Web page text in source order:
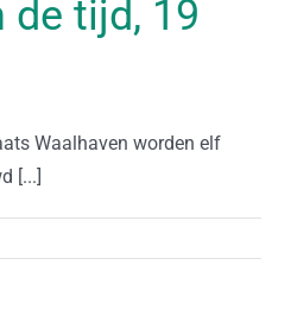
de tijd, 19
Waalhaven worden elf
[...]